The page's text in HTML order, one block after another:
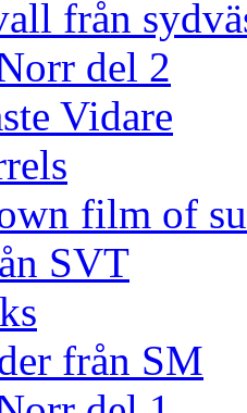
från
del 2
Vidare
film of
SVT
från SM